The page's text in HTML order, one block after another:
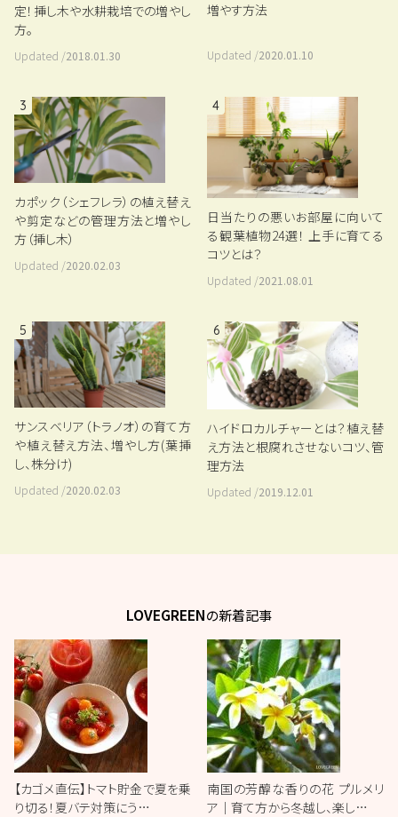
定！挿し木や水耕栽培での増やし
方。
Updated /2018.01.30
増やす方法
Updated /2020.01.10
3
カポック（シェフレラ）の植え替え
や剪定などの管理方法と増やし
方（挿し木）
Updated /2020.02.03
4
日当たりの悪いお部屋に向いて
る観葉植物24選！ 上手に育てる
コツとは？
Updated /2021.08.01
5
サンスベリア（トラノオ）の育て方
や植え替え方法、増やし方(葉挿
し、株分け)
Updated /2020.02.03
6
ハイドロカルチャーとは？植え替
え方法と根腐れさせないコツ、管
理方法
Updated /2019.12.01
LOVEGREENの新着記事
【カゴメ直伝】トマト貯金で夏を乗
り切る！夏バテ対策にう…
南国の芳醇な香りの花 プルメリ
ア｜育て方から冬越し、楽し…